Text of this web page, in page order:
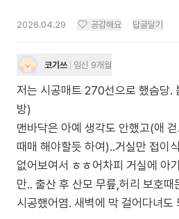
2026.04.29 공감해요 답글달기
코기쓰 임신 9개월
저는 시공매트 270선으로 했슴당.
방)
맨바닥은 아예 생각도 안했고(애
때매 해야할듯 하여)..거실만 접이
없어보여서 ㅎㅎ어차피 거실에 아
만.. 출산 후 산모 무릎,허리 보호때
시공했어염. 새벽에 막 걸어다녀도